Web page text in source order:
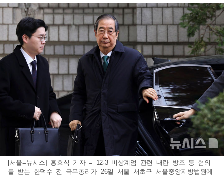
[서울=뉴시스] 홍효식 기자 = 12·3 비상계엄 관련 내란 방조 등 혐의
를 받는 한덕수 전 국무총리가 26일 서울 서초구 서울중앙지방법원에